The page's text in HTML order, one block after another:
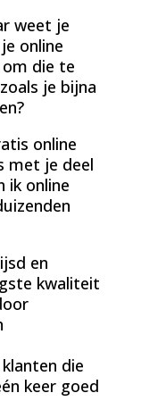
weet je
online
die te
je bijna
online
met je deel
ik online
en
kwaliteit
die
keer goed